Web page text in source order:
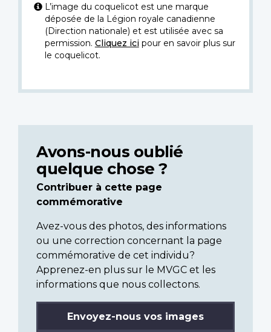
L’image du coquelicot est une marque
déposée de la Légion royale canadienne
(Direction nationale) et est utilisée avec sa
permission. Cliquez icipour en savoir plus sur
le coquelicot.
Avons-nous oublié
quelque chose ?
Contribuer à cette page
commémorative
Avez-vous des photos, des informations
ou une correction concernant la page
commémorative de cet individu?
Apprenez-en plus sur le MVGC et les
informations que nous collectons.
Envoyez-nous vos images